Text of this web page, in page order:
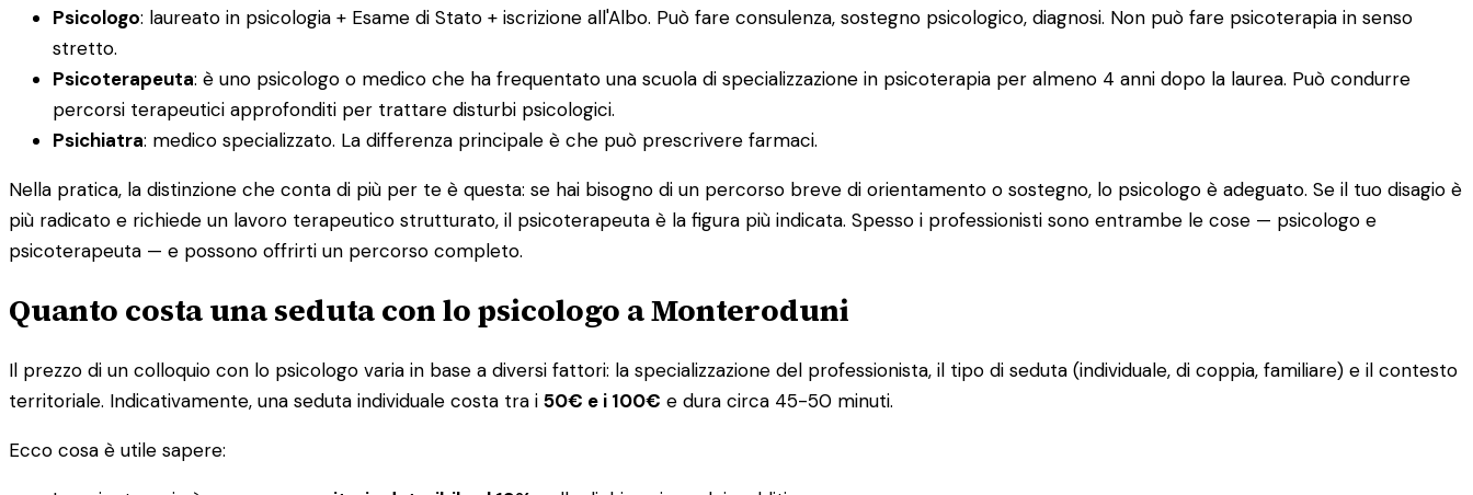
Psicologo: laureato in psicologia + Esame di Stato + iscrizione all'Albo. Può fare consulenza, sostegno psicologico, diagnosi. Non può fare psicoterapia in senso
stretto.
Psicoterapeuta: è uno psicologo o medico che ha frequentato una scuola di specializzazione in psicoterapia per almeno 4 anni dopo la laurea. Può condurre
percorsi terapeutici approfonditi per trattare disturbi psicologici.
Psichiatra: medico specializzato. La differenza principale è che può prescrivere farmaci.
Nella pratica, la distinzione che conta di più per te è questa: se hai bisogno di un percorso breve di orientamento o sostegno, lo psicologo è adeguato. Se il tuo disagio è
più radicato e richiede un lavoro terapeutico strutturato, il psicoterapeuta è la figura più indicata. Spesso i professionisti sono entrambe le cose — psicologo e
psicoterapeuta — e possono offrirti un percorso completo.
Quanto costa una seduta con lo psicologo a Monteroduni
Il prezzo di un colloquio con lo psicologo varia in base a diversi fattori: la specializzazione del professionista, il tipo di seduta (individuale, di coppia, familiare) e il contesto
territoriale. Indicativamente, una seduta individuale costa tra i 50€ e i 100€ e dura circa 45-50 minuti.
Ecco cosa è utile sapere: